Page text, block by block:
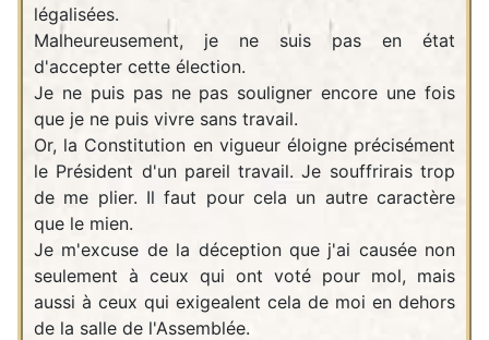
légalisées.
Malheureusement, je ne suis pas en état
d'accepter cette élection.
Je ne puis pas ne pas souligner encore une fois
que je ne puis vivre sans travail.
Or, la Constitution en vigueur éloigne précisément
le Président d'un pareil travail. Je souffrirais trop
de me plier. Il faut pour cela un autre caractère
que le mien.
Je m'excuse de la déception que j'ai causée non
seulement à ceux qui ont voté pour mol, mais
aussi à ceux qui exigealent cela de moi en dehors
de la salle de l'Assemblée.